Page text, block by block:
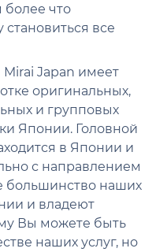
более что
становиться все
Japan имеет
оригинальных,
и групповых
Японии. Головной
в Японии и
с направлением
большинство наших
и владеют
Вы можете быть
наших услуг, но